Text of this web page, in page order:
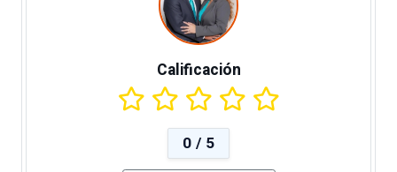
Calificación
0 / 5